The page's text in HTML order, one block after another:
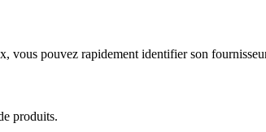
vous pouvez rapidement identifier son
produits.